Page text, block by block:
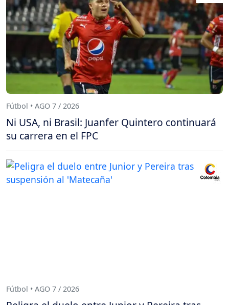
Fútbol • AGO 7 / 2026
Ni USA, ni Brasil: Juanfer Quintero continuará
su carrera en el FPC
Fútbol • AGO 7 / 2026